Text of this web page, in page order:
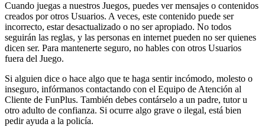
Cuando juegas a nuestros Juegos, puedes ver mensajes o contenidos
creados por otros Usuarios. A veces, este contenido puede ser
incorrecto, estar desactualizado o no ser apropiado. No todos
seguirán las reglas, y las personas en internet pueden no ser quienes
dicen ser. Para mantenerte seguro, no hables con otros Usuarios
fuera del Juego.
Si alguien dice o hace algo que te haga sentir incómodo, molesto o
inseguro, infórmanos contactando con el Equipo de Atención al
Cliente de FunPlus. También debes contárselo a un padre, tutor u
otro adulto de confianza. Si ocurre algo grave o ilegal, está bien
pedir ayuda a la policía.